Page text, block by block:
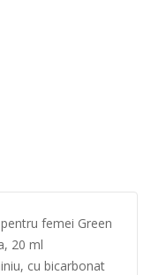
femei Green
20 ml
cu bicarbonat